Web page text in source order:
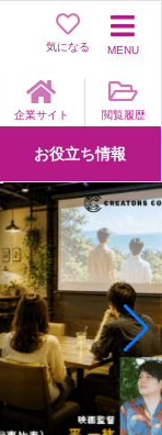
気になる MENU
企業サイト 閲覧履歴
お役立ち情報